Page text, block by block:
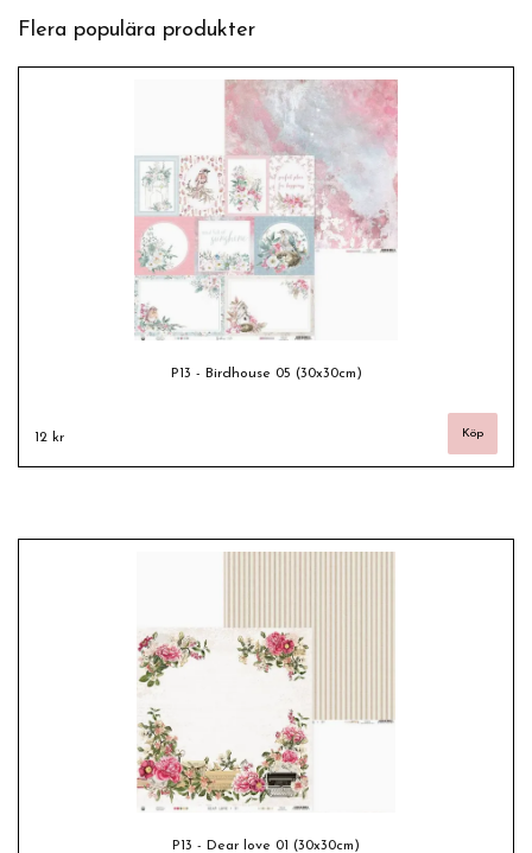
Flera populära produkter
P13 - Birdhouse 05 (30x30cm)
12 kr
P13 - Dear love 01 (30x30cm)